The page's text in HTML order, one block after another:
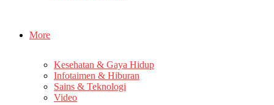
More
Kesehatan & Gaya Hidup
Infotaimen & Hiburan
Sains & Teknologi
Video